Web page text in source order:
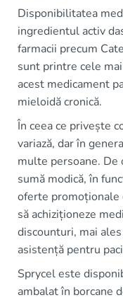
Disponibilitatea
ingredientul activ
farmacii precum
sunt printre cele
acest medicament
mieloidă cronică.
În ceea ce privește
variază, dar în
multe persoane.
sumă modică, în
oferte promoționale
să achiziționeze
discounturi, mai
asistență pentru
Sprycel este
ambalat în borcane